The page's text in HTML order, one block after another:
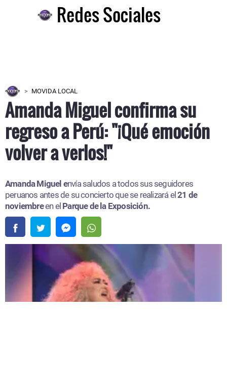
Redes Sociales
MOVIDA LOCAL
Amanda Miguel confirma su
regreso a Perú: "¡Qué emoción
volver a verlos!"
Amanda Miguel envía saludos a todos sus seguidores
peruanos antes de su concierto que se realizará el21 de
noviembreen el Parque de la Exposición.